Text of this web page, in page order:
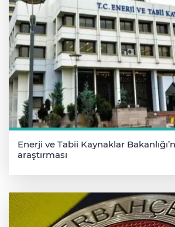
Enerji ve Tabii Kaynaklar
araştırması